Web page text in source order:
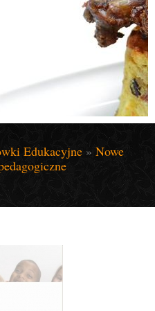
Edukacyjne » Nowe